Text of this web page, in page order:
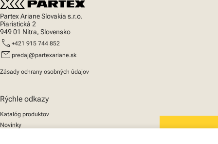
Partex Ariane Slovakia s.r.o.
Piaristická 2
949 01 Nitra, Slovensko
call +421 915 744 852
mail predaj@partexariane.sk
Zásady ochrany osobných údajov
Rýchle odkazy
Katalóg produktov
Novinky